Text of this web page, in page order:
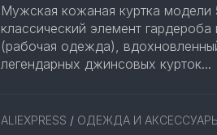
Мужская кожаная куртка
классический элемент
(рабочая одежда),
легендарных джинсовых курток...
ALIEXPRESS / ОДЕЖДА И